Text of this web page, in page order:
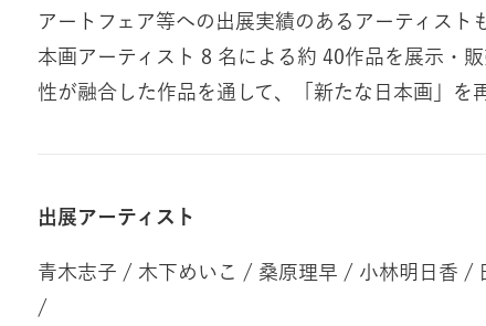
アートフェア等への出展実績のあるアーティス
本画アーティスト 8 名による約 40作品を展示・
性が融合した作品を通して、「新たな日本画」を
出展アーティスト
青木志子 / 木下めいこ / 桑原理早 / 小林明日香 /
/